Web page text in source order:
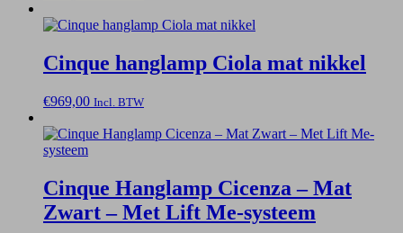
Cinque hanglamp Ciola mat nikkel
€969,00 Incl. BTW
Cinque Hanglamp Cicenza – Mat
Zwart – Met Lift Me-systeem